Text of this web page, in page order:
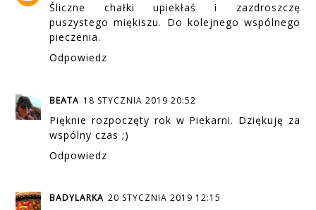
Śliczne chałki upiekłaś i zazdroszczę
puszystego miękiszu. Do kolejnego wspólnego
pieczenia.
Odpowiedz
BEATA 18 STYCZNIA 2019 20:52
Pięknie rozpoczęty rok w Piekarni. Dziękuję za
wspólny czas ;)
Odpowiedz
BADYLARKA 20 STYCZNIA 2019 12:15